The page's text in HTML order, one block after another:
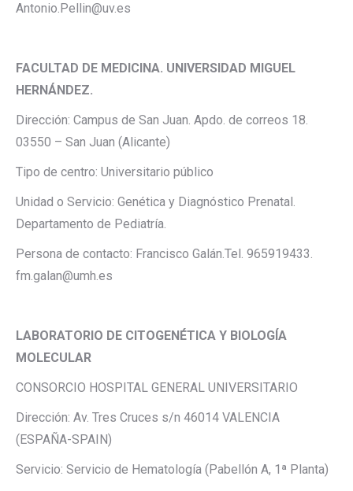
Antonio.Pellin@uv.es
FACULTAD DE MEDICINA. UNIVERSIDAD MIGUEL
HERNÁNDEZ.
Dirección: Campus de San Juan. Apdo. de correos 18.
03550 – San Juan (Alicante)
Tipo de centro: Universitario público
Unidad o Servicio: Genética y Diagnóstico Prenatal.
Departamento de Pediatría.
Persona de contacto: Francisco Galán.Tel. 965919433.
fm.galan@umh.es
LABORATORIO DE CITOGENÉTICA Y BIOLOGÍA
MOLECULAR
CONSORCIO HOSPITAL GENERAL UNIVERSITARIO
Dirección: Av. Tres Cruces s/n 46014 VALENCIA
(ESPAÑA-SPAIN)
Servicio: Servicio de Hematología (Pabellón A, 1ª Planta)